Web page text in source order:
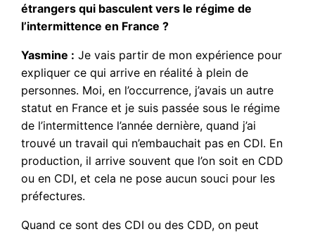
étrangers qui basculent vers le régime de
l’intermittence en France ?
Yasmine : Je vais partir de mon expérience pour
expliquer ce qui arrive en réalité à plein de
personnes. Moi, en l’occurrence, j’avais un autre
statut en France et je suis passée sous le régime
de l’intermittence l’année dernière, quand j’ai
trouvé un travail qui n’embauchait pas en CDI. En
production, il arrive souvent que l’on soit en CDD
ou en CDI, et cela ne pose aucun souci pour les
préfectures.
Quand ce sont des CDI ou des CDD, on peut